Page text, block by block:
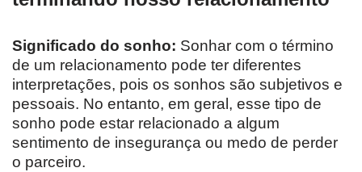
Significado do sonho: Sonhar com o término
de um relacionamento pode ter diferentes
interpretações, pois os sonhos são subjetivos e
pessoais. No entanto, em geral, esse tipo de
sonho pode estar relacionado a algum
sentimento de insegurança ou medo de perder
o parceiro.